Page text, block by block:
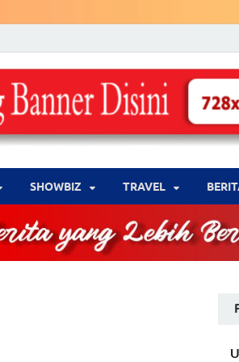
.com
Lebih Berwarna
‎SHOWBIZ ‎TRAVEL